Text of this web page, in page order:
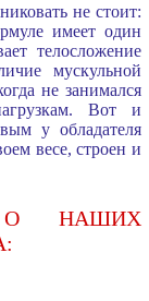
не стоит:
имеет один
телосложение
мускульной
не занимался
Вот и
у обладателя
весе, строен и
О НАШИХ